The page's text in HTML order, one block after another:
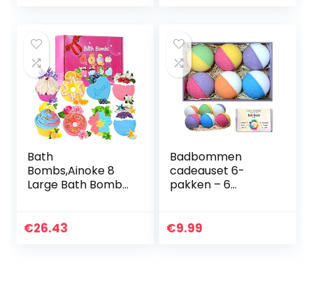
Bath
Bombs,Ainoke 8
Large Bath Bombs
Natural Handmade
€26.43
Badbommen
cadeauset 6-
pakken – 6
olie – Cadeautip –
€9.99